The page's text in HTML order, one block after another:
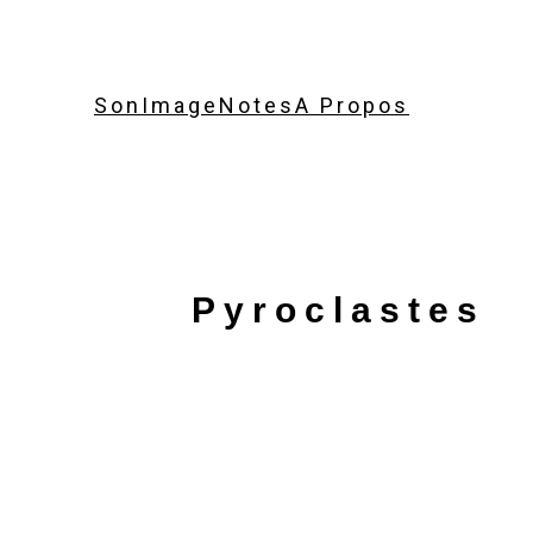
Son Image NotesA Propos
Pyroclastes